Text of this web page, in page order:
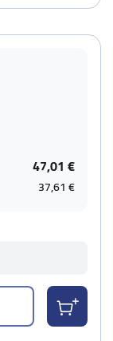
47,01 €
37,61 €